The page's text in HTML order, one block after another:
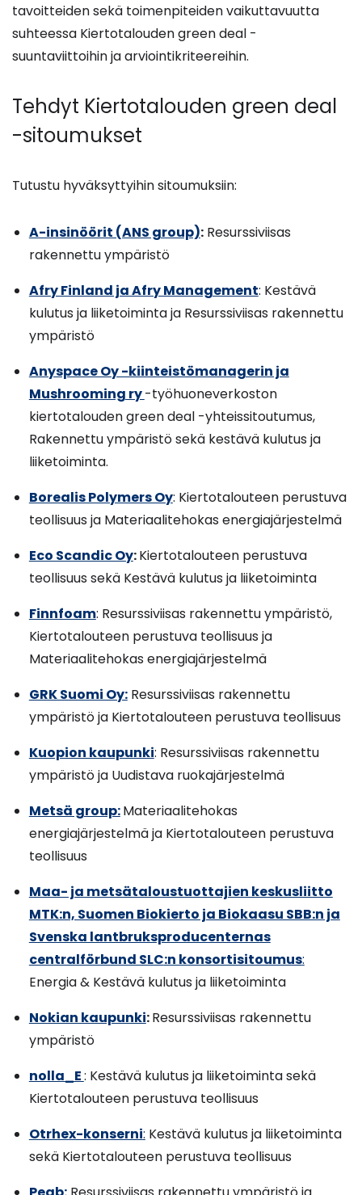
tavoitteiden sekä toimenpiteiden vaikuttavuutta
suhteessa Kiertotalouden green deal -
suuntaviittoihin ja arviointikriteereihin.
Tehdyt Kiertotalouden green deal
-sitoumukset
Tutustu hyväksyttyihin sitoumuksiin:
A-insinöörit (ANS group):Resurssiviisas
rakennettu ympäristö
Afry Finland ja Afry Management: Kestävä
kulutus ja liiketoiminta ja Resurssiviisas rakennettu
ympäristö
Anyspace Oy -kiinteistömanagerin ja
Mushrooming ry-työhuoneverkoston
kiertotalouden green deal -yhteissitoutumus,
Rakennettu ympäristö sekä kestävä kulutus ja
liiketoiminta.
Borealis Polymers Oy: Kiertotalouteen perustuva
teollisuus ja Materiaalitehokas energiajärjestelmä
Eco Scandic Oy:Kiertotalouteen perustuva
teollisuus sekä Kestävä kulutus ja liiketoiminta
Finnfoam: Resurssiviisas rakennettu ympäristö,
Kiertotalouteen perustuva teollisuus ja
Materiaalitehokas energiajärjestelmä
GRK Suomi Oy:Resurssiviisas rakennettu
ympäristö ja Kiertotalouteen perustuva teollisuus
Kuopion kaupunki: Resurssiviisas rakennettu
ympäristö ja Uudistava ruokajärjestelmä
Metsä group:Materiaalitehokas
energiajärjestelmä ja Kiertotalouteen perustuva
teollisuus
Maa- ja metsätaloustuottajien keskusliitto
MTK:n, Suomen Biokierto ja Biokaasu SBB:n ja
Svenska lantbruksproducenternas
centralförbund SLC:n konsortisitoumus:
Energia & Kestävä kulutus ja liiketoiminta
Nokian kaupunki:Resurssiviisas rakennettu
ympäristö
nolla_E: Kestävä kulutus ja liiketoiminta sekä
Kiertotalouteen perustuva teollisuus
Otrhex-konserni: Kestävä kulutus ja liiketoiminta
sekä Kiertotalouteen perustuva teollisuus